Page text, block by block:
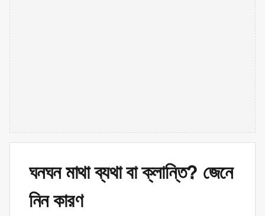
ঘনঘন মাথা ব্যথা বা ক্লান্তি? জেনে
নিন কারণ